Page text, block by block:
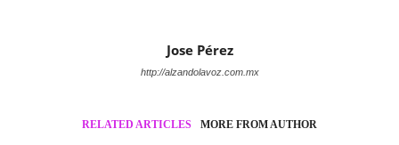
Jose Pérez
http://alzandolavoz.com.mx
RELATED ARTICLES MORE FROM AUTHOR